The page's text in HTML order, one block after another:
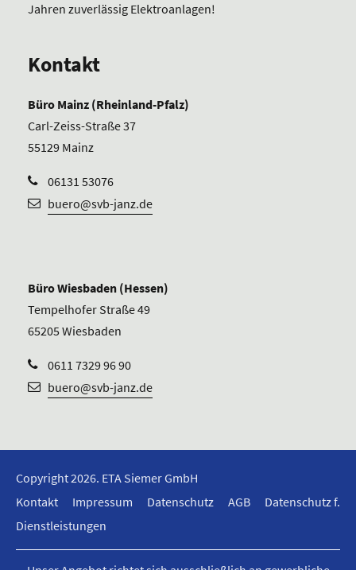
Jahren zuverlässig Elektroanlagen!
Kontakt
Büro Mainz (Rheinland-Pfalz)
Carl-Zeiss-Straße 37
55129 Mainz
06131 53076
buero@svb-janz.de
Büro Wiesbaden (Hessen)
Tempelhofer Straße 49
65205 Wiesbaden
0611 7329 96 90
buero@svb-janz.de
Copyright 2026. ETA Siemer GmbH
Kontakt
Impressum Datenschutz AGB
Datenschutz f.
Dienstleistungen